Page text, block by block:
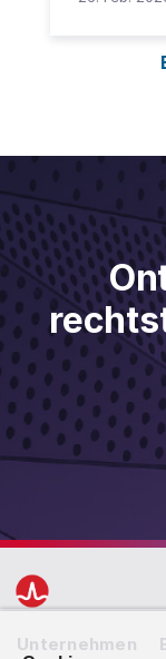
Unternehmen